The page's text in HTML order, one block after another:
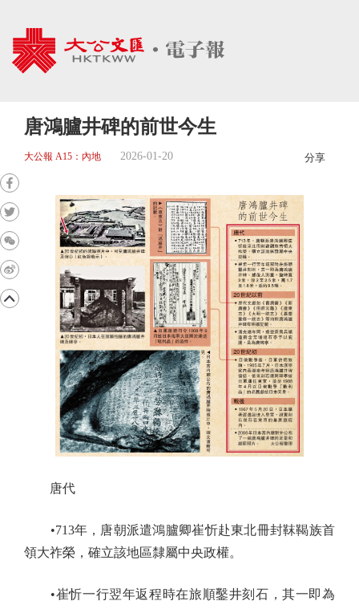
唐鴻臚井碑的前世今生
大公報 A15：內地 2026-01-20 分享
唐代
•713年，唐朝派遣鴻臚卿崔忻赴東北冊封靺鞨族首
領大祚榮，確立該地區隸屬中央政權。
•崔忻一行翌年返程時在旅順鑿井刻石，其一即為